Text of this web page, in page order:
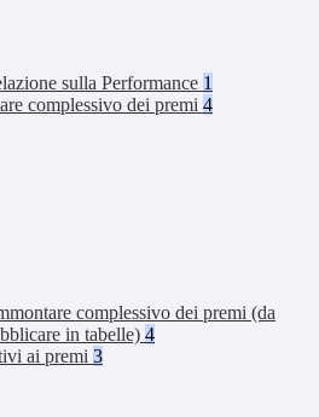
sulla Performance 1
complessivo dei premi 4
complessivo dei premi (da
in tabelle) 4
ai premi 3